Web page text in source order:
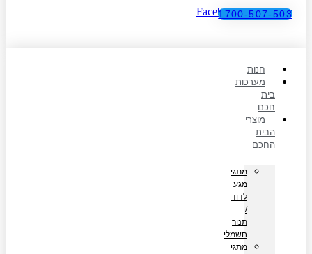
Facebook-f Instagram
1700-507-503
חנות
מערכות
בית
חכם
מוצרי
הבית
החכם
מתגי
מגע
לדוד
/
תנור
חשמלי
מתגי